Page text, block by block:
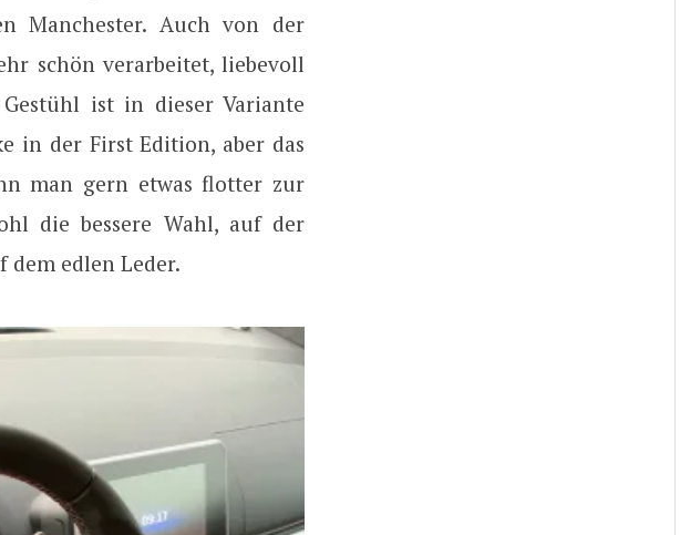
Manchester. Auch von der
schön verarbeitet, liebevoll
ist in dieser Variante
in der First Edition, aber das
man gern etwas flotter zur
die bessere Wahl, auf der
edlen Leder.